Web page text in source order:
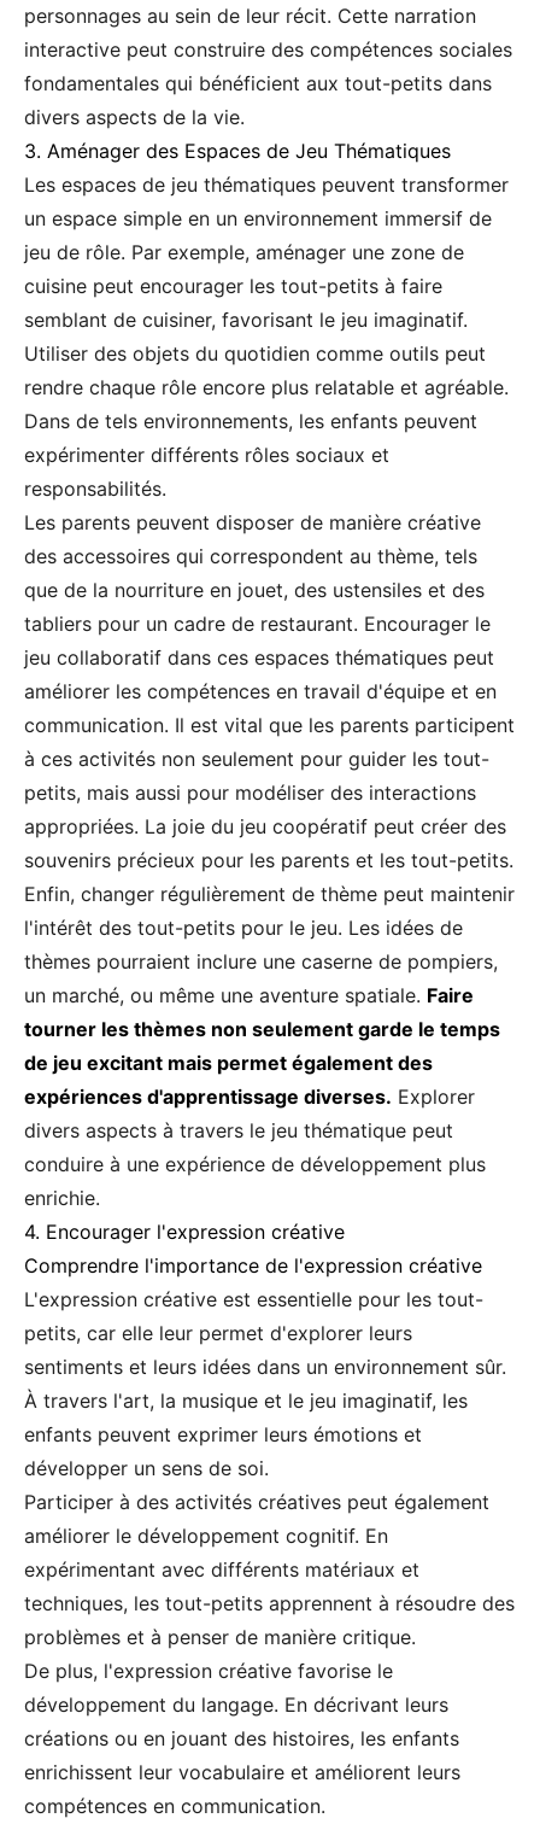
personnages au sein de leur récit. Cette narration
interactive peut construire des compétences sociales
fondamentales qui bénéficient aux tout-petits dans
divers aspects de la vie.
3. Aménager des Espaces de Jeu Thématiques
Les espaces de jeu thématiques peuvent transformer
un espace simple en un environnement immersif de
jeu de rôle. Par exemple, aménager une zone de
cuisine peut encourager les tout-petits à faire
semblant de cuisiner, favorisant le jeu imaginatif.
Utiliser des objets du quotidien comme outils peut
rendre chaque rôle encore plus relatable et agréable.
Dans de tels environnements, les enfants peuvent
expérimenter différents rôles sociaux et
responsabilités.
Les parents peuvent disposer de manière créative
des accessoires qui correspondent au thème, tels
que de la nourriture en jouet, des ustensiles et des
tabliers pour un cadre de restaurant. Encourager le
jeu collaboratif dans ces espaces thématiques peut
améliorer les compétences en travail d'équipe et en
communication. Il est vital que les parents participent
à ces activités non seulement pour guider les tout-
petits, mais aussi pour modéliser des interactions
appropriées. La joie du jeu coopératif peut créer des
souvenirs précieux pour les parents et les tout-petits.
Enfin, changer régulièrement de thème peut maintenir
l'intérêt des tout-petits pour le jeu. Les idées de
thèmes pourraient inclure une caserne de pompiers,
un marché, ou même une aventure spatiale. Faire
tourner les thèmes non seulement garde le temps
de jeu excitant mais permet également des
expériences d'apprentissage diverses. Explorer
divers aspects à travers le jeu thématique peut
conduire à une expérience de développement plus
enrichie.
4. Encourager l'expression créative
Comprendre l'importance de l'expression créative
L'expression créative est essentielle pour les tout-
petits, car elle leur permet d'explorer leurs
sentiments et leurs idées dans un environnement sûr.
À travers l'art, la musique et le jeu imaginatif, les
enfants peuvent exprimer leurs émotions et
développer un sens de soi.
Participer à des activités créatives peut également
améliorer le développement cognitif. En
expérimentant avec différents matériaux et
techniques, les tout-petits apprennent à résoudre des
problèmes et à penser de manière critique.
De plus, l'expression créative favorise le
développement du langage. En décrivant leurs
créations ou en jouant des histoires, les enfants
enrichissent leur vocabulaire et améliorent leurs
compétences en communication.